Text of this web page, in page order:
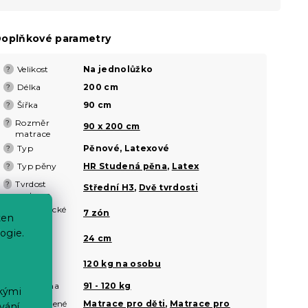
parametry
? Velikost Na jednolůžko
? Délka 200 cm
? Šířka 90 cm
?
Rozměr
matrace
90 x 200 cm
? Typ Pěnové, Latexové
? Typ pěny HR Studená pěna, Latex
?
Tvrdost
matrace
Střední H3, Dvě tvrdosti
Ortopedické
7 zón
?
Výška
24 cm
120 kg na osobu
? Vaše váha 91 - 120 kg
?
Doporučené
Matrace pro děti, Matrace pro